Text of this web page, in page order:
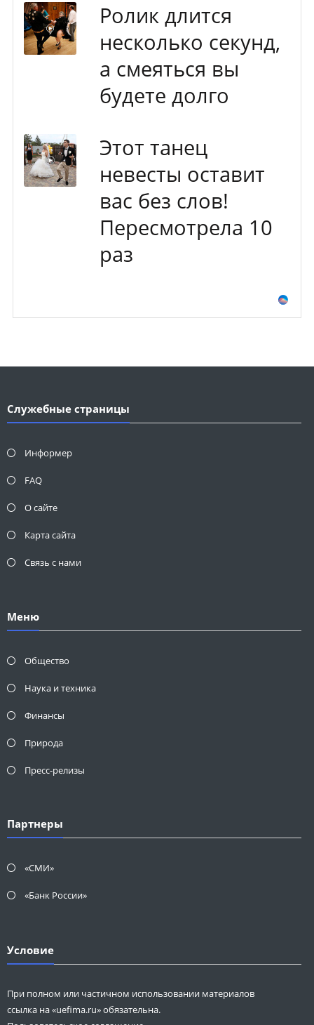
Ролик длится
несколько секунд,
а смеяться вы
будете долго
Этот танец
невесты оставит
вас без слов!
Пересмотрела 10
раз
Служебные страницы
Информер
FAQ
О сайте
Карта сайта
Связь с нами
Меню
Общество
Наука и техника
Финансы
Природа
Пресс-релизы
Партнеры
«СМИ»
«Банк России»
Условие
При полном или частичном использовании материалов
ссылка на «uefima.ru» обязательна.